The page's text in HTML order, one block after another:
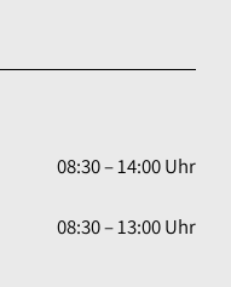
08:30 – 14:00 Uhr
08:30 – 13:00 Uhr